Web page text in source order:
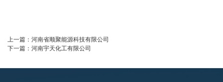
上一篇： 河南省顺聚能源科技有限公司
下一篇： 河南宇天化工有限公司